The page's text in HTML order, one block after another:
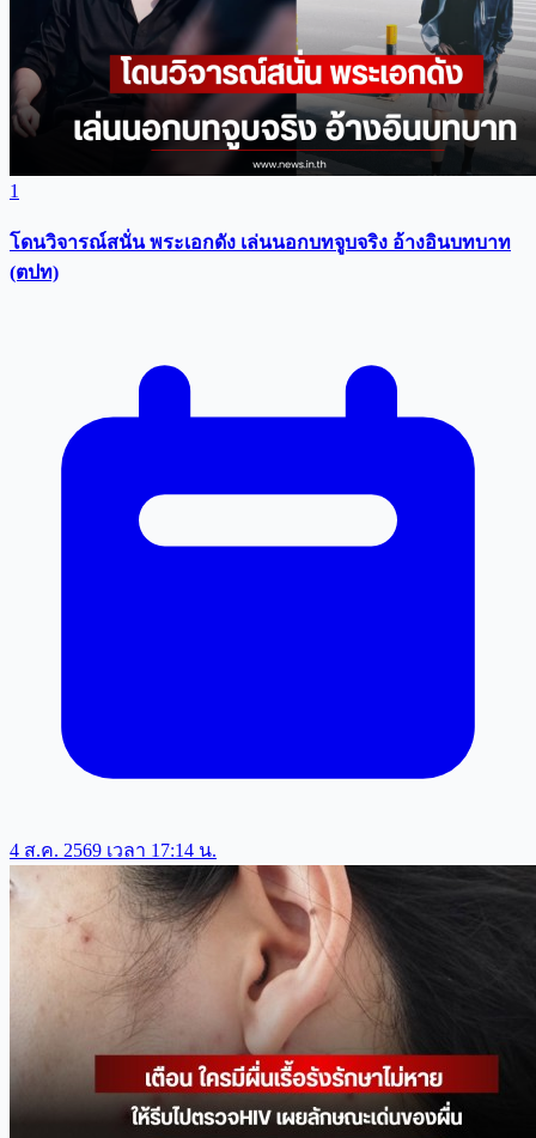
1
โดนวิจารณ์สนั่น พระเอกดัง เล่นนอกบทจูบจริง อ้างอินบทบาท
(ตปท)
4 ส.ค. 2569 เวลา 17:14 น.